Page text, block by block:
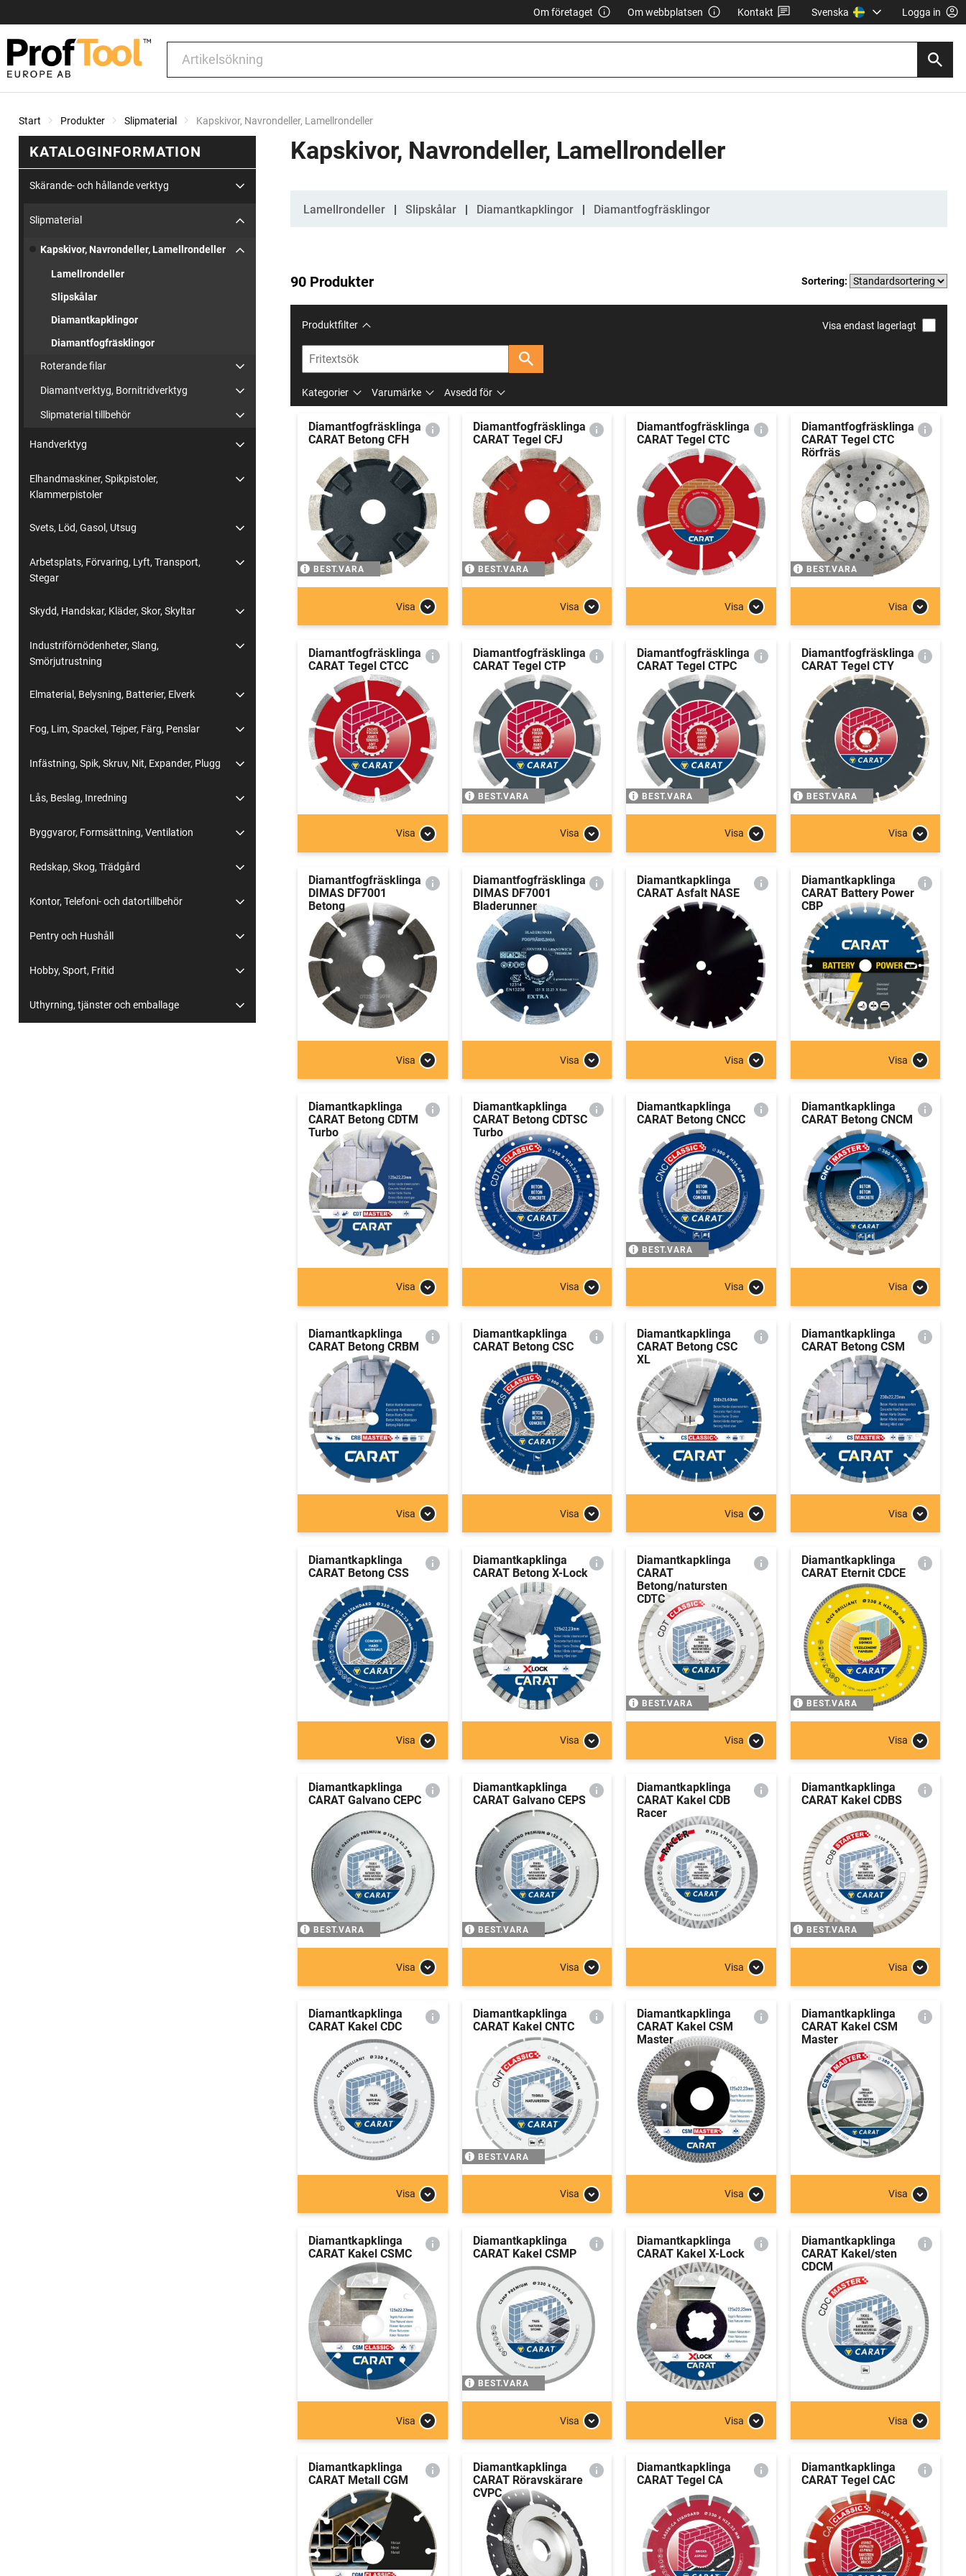
Om företaget Om webbplatsen Kontakt Svenska Logga in
Start Produkter Slipmaterial Current:
Kapskivor, Navrondeller, Lamellrondeller
KATALOGINFORMATION
Skärande- och hållande verktyg
Slipmaterial
Kapskivor, Navrondeller, Lamellrondeller
Lamellrondeller
Slipskålar
Diamantkapklingor
Diamantfogfräsklingor
Roterande filar
Diamantverktyg, Bornitridverktyg
Slipmaterial tillbehör
Handverktyg
Elhandmaskiner, Spikpistoler,
Klammerpistoler
Svets, Löd, Gasol, Utsug
Arbetsplats, Förvaring, Lyft, Transport,
Stegar
Skydd, Handskar, Kläder, Skor, Skyltar
Industriförnödenheter, Slang,
Smörjutrustning
Elmaterial, Belysning, Batterier, Elverk
Fog, Lim, Spackel, Tejper, Färg, Penslar
Infästning, Spik, Skruv, Nit, Expander, Plugg
Lås, Beslag, Inredning
Byggvaror, Formsättning, Ventilation
Redskap, Skog, Trädgård
Kontor, Telefoni- och datortillbehör
Pentry och Hushåll
Hobby, Sport, Fritid
Uthyrning, tjänster och emballage
Kapskivor, Navrondeller, Lamellrondeller
Kategorier
Lamellrondeller Slipskålar Diamantkapklingor Diamantfogfräsklingor
90 Produkter Sortering:
Produktfilter Visa endast lagerlagt
Kategorier Varumärke Avsedd för
Diamantfogfräsklinga
CARAT Betong CFH
BEST.VARA
Visa
Diamantfogfräsklinga
CARAT Tegel CFJ
BEST.VARA
Visa
Diamantfogfräsklinga
CARAT Tegel CTC
Visa
Diamantfogfräsklinga
CARAT Tegel CTC
Rörfräs
BEST.VARA
Visa
Diamantfogfräsklinga
CARAT Tegel CTCC
Visa
Diamantfogfräsklinga
CARAT Tegel CTP
BEST.VARA
Visa
Diamantfogfräsklinga
CARAT Tegel CTPC
BEST.VARA
Visa
Diamantfogfräsklinga
CARAT Tegel CTY
BEST.VARA
Visa
Diamantfogfräsklinga
DIMAS DF7001
Betong
Visa
Diamantfogfräsklinga
DIMAS DF7001
Bladerunner
Visa
Diamantkapklinga
CARAT Asfalt NASE
Visa
Diamantkapklinga
CARAT Battery Power
CBP
Visa
Diamantkapklinga
CARAT Betong CDTM
Turbo
Visa
Diamantkapklinga
CARAT Betong CDTSC
Turbo
Visa
Diamantkapklinga
CARAT Betong CNCC
BEST.VARA
Visa
Diamantkapklinga
CARAT Betong CNCM
Visa
Diamantkapklinga
CARAT Betong CRBM
Visa
Diamantkapklinga
CARAT Betong CSC
Visa
Diamantkapklinga
CARAT Betong CSC
XL
Visa
Diamantkapklinga
CARAT Betong CSM
Visa
Diamantkapklinga
CARAT Betong CSS
Visa
Diamantkapklinga
CARAT Betong X-Lock
Visa
Diamantkapklinga
CARAT
Betong/natursten
CDTC
BEST.VARA
Visa
Diamantkapklinga
CARAT Eternit CDCE
BEST.VARA
Visa
Diamantkapklinga
CARAT Galvano CEPC
BEST.VARA
Visa
Diamantkapklinga
CARAT Galvano CEPS
BEST.VARA
Visa
Diamantkapklinga
CARAT Kakel CDB
Racer
Visa
Diamantkapklinga
CARAT Kakel CDBS
BEST.VARA
Visa
Diamantkapklinga
CARAT Kakel CDC
Visa
Diamantkapklinga
CARAT Kakel CNTC
BEST.VARA
Visa
Diamantkapklinga
CARAT Kakel CSM
Master
Visa
Diamantkapklinga
CARAT Kakel CSM
Master
Visa
Diamantkapklinga
CARAT Kakel CSMC
Visa
Diamantkapklinga
CARAT Kakel CSMP
BEST.VARA
Visa
Diamantkapklinga
CARAT Kakel X-Lock
Visa
Diamantkapklinga
CARAT Kakel/sten
CDCM
Visa
Diamantkapklinga
CARAT Metall CGM
Diamantkapklinga
CARAT Röravskärare
CVPC
Diamantkapklinga
CARAT Tegel CA
Diamantkapklinga
CARAT Tegel CAC